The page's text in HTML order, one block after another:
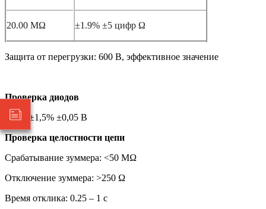
20.00 MΩ ±1.9% ±5 цифр Ω
Защита от перегрузки: 600 В, эффективное значение
Проверка диодов
1 мВ: ±1,5% ±0,05 В
Проверка целостности цепи
Срабатывание зуммера: <50 МΩ
Отключение зуммера: >250 Ω
Время отклика: 0.25 – 1 с